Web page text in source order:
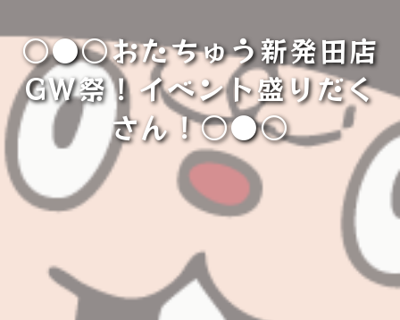
○●○おたちゅう新発田店
GW祭！イベント盛りだく
さん！○●○